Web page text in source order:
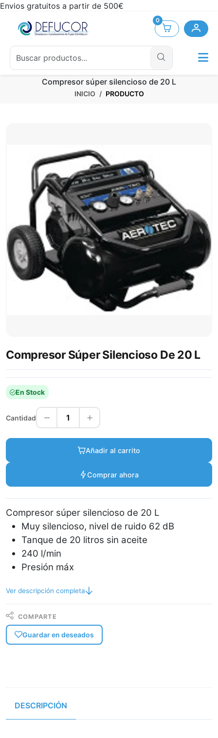
Envios gratuitos a partir de 500€
0
Compresor súper silencioso de 20 L
INICIO PRODUCTO
Compresor Súper Silencioso De 20 L
En Stock
Cantidad 1
Añadir al carrito
Comprar ahora
Compresor súper silencioso de 20 L
Muy silencioso, nivel de ruido 62 dB
Tanque de 20 litros sin aceite
240 l/min
Presión máx
Ver descripción completa
COMPARTE
Guardar en deseados
DESCRIPCIÓN